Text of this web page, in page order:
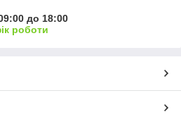
до 18:00
роботи